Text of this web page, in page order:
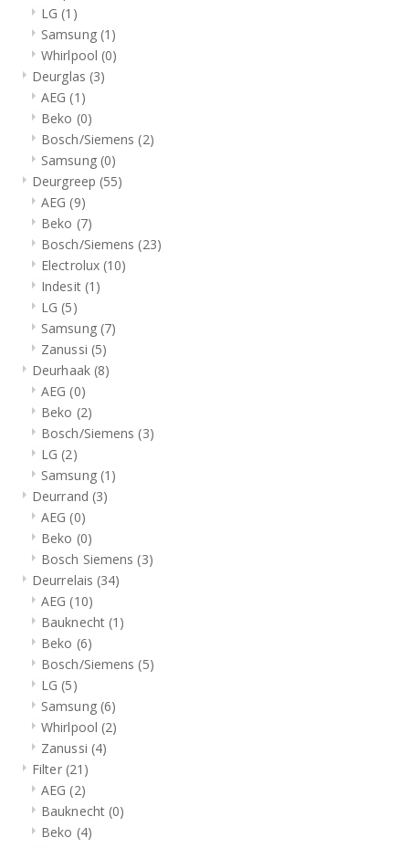
LG (1)
Samsung (1)
Whirlpool (0)
Deurglas (3)
AEG (1)
Beko (0)
Bosch/Siemens (2)
Samsung (0)
Deurgreep (55)
AEG (9)
Beko (7)
Bosch/Siemens (23)
Electrolux (10)
Indesit (1)
LG (5)
Samsung (7)
Zanussi (5)
Deurhaak (8)
AEG (0)
Beko (2)
Bosch/Siemens (3)
LG (2)
Samsung (1)
Deurrand (3)
AEG (0)
Beko (0)
Bosch Siemens (3)
Deurrelais (34)
AEG (10)
Bauknecht (1)
Beko (6)
Bosch/Siemens (5)
LG (5)
Samsung (6)
Whirlpool (2)
Zanussi (4)
Filter (21)
AEG (2)
Bauknecht (0)
Beko (4)